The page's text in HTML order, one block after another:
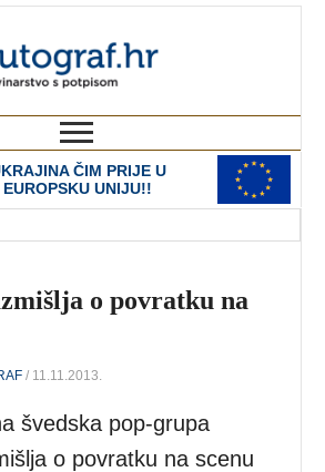
ČIM PRIJE U
EUROPSKU UNIJU!!
o povratku na
/ 11.11.2013.
švedska pop-grupa
o povratku na scenu